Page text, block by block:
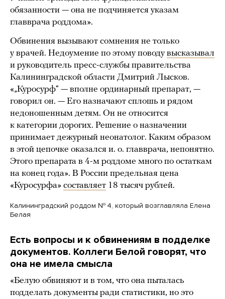
обязанности — она не подчиняется указам
главврача роддома».
Обвинения вызывают сомнения не только
у врачей. Недоумение по этому поводувысказывал
и руководитель пресс-службы правительства
Калининградской области Дмитрий Лысков.
«„Куросурф“ — вполне ординарный препарат, —
говорил он. — Его назначают сплошь и рядом
недоношенным детям. Он не относится
к категории дорогих. Решение о назначении
принимает дежурный неонатолог. Каким образом
в этой цепочке оказался и. о. главврача, непонятно.
Этого препарата в 4-м роддоме много по остаткам
на конец года». В России предельная цена
«Куросурфа» составляет 18 тысяч рублей.
Калининградский роддом № 4, который возглавляла Елена
Белая
Есть вопросы и к обвинениям в подделке
документов. Коллеги Белой говорят, что
она не имела смысла
«Белую обвиняют и в том, что она пыталась
подделать документы ради статистики, но это